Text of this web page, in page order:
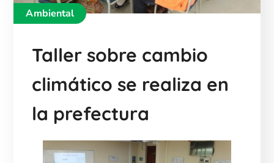
Ambiental
Taller sobre cambio
climático se realiza en
la prefectura